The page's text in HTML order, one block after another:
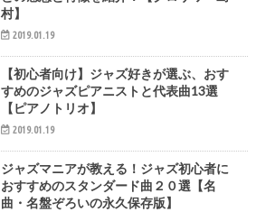
村】
2019.01.19
【初心者向け】ジャズ好きが選ぶ、おす
すめのジャズピアニストと代表曲13選
【ピアノトリオ】
2019.01.19
ジャズマニアが教える！ジャズ初心者に
おすすめのスタンダード曲２０選【名
曲・名盤ぞろいの永久保存版】